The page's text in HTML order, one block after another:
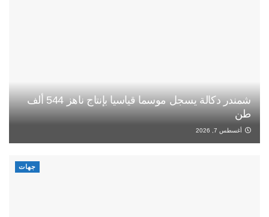
شمندر دكالة يسجل موسما قياسيا بإنتاج ناهز 544 ألف
طن
أغسطس 7, 2026
جهات